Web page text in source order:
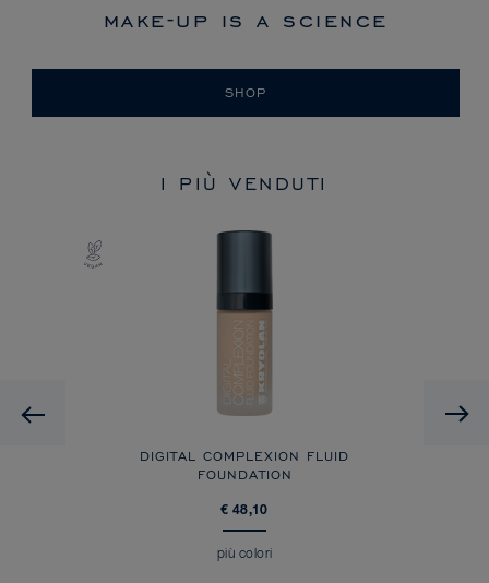
make-up is a science
SHOP
I PIÙ VENDUTI
Previous
DIGITAL COMPLEXION FLUID
FOUNDATION
€ 48,10
più colori